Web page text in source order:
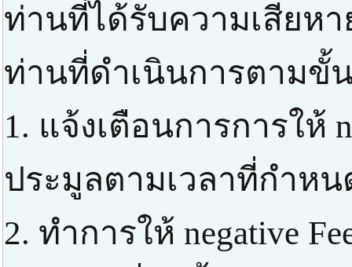
ท่านที่ได้รับความเสียห
ท่านที่ดำเนินการตามขั้
1. แจ้งเตือนการการให้
ประมูลตามเวลาที่กำหน
2. ทำการให้ negative